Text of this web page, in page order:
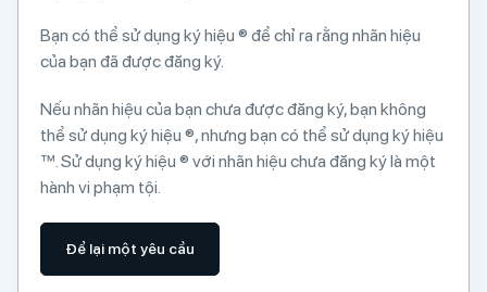
Bạn có thể sử dụng ký hiệu ® để chỉ ra rằng nhãn hiệu
của bạn đã được đăng ký.
Nếu nhãn hiệu của bạn chưa được đăng ký, bạn không
thể sử dụng ký hiệu ®, nhưng bạn có thể sử dụng ký hiệu
™. Sử dụng ký hiệu ® với nhãn hiệu chưa đăng ký là một
hành vi phạm tội.
Để lại một yêu cầu